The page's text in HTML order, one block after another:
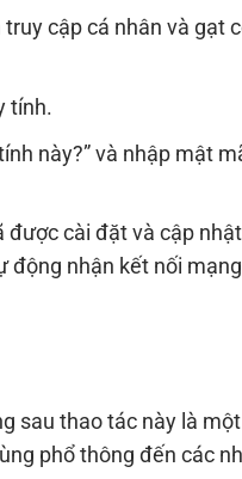
cập cá nhân và gạt
tính.
này?” và nhập mật
được cài đặt và cập nhật
động nhận kết nối
sau thao tác này là
phổ thông đến các